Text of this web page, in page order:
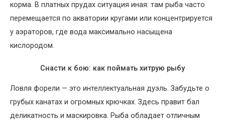
корма. В платных прудах ситуация иная: там рыба часто
перемещается по акватории кругами или концентрируется
у аэраторов, где вода максимально насыщена
кислородом.
Снасти к бою: как поймать хитрую рыбу
Ловля форели — это интеллектуальная дуэль. Забудьте о
грубых канатах и огромных крючках. Здесь правит бал
деликатность и маскировка. Рыба обладает отличным